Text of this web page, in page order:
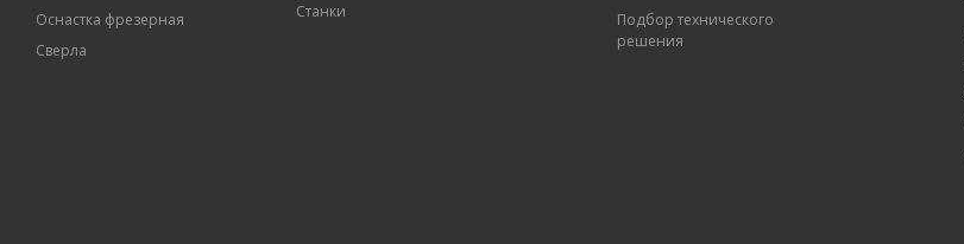
Оснастка фрезерная
Сверла
Станки
Подбор технического
решения